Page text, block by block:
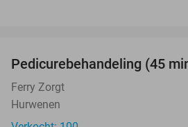
OUT
Pedicurebehandeling (45
Ferry Zorgt
Hurwenen